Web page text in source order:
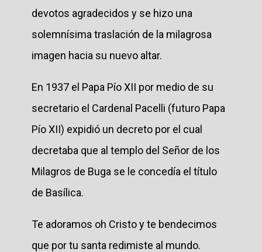
devotos agradecidos y se hizo una
solemnísima traslación de la milagrosa
imagen hacia su nuevo altar.
En 1937 el Papa Pío XII por medio de su
secretario el Cardenal Pacelli (futuro Papa
Pío XII) expidió un decreto por el cual
decretaba que al templo del Señor de los
Milagros de Buga se le concedía el título
de Basílica.
Te adoramos oh Cristo y te bendecimos
que por tu santa redimiste al mundo.